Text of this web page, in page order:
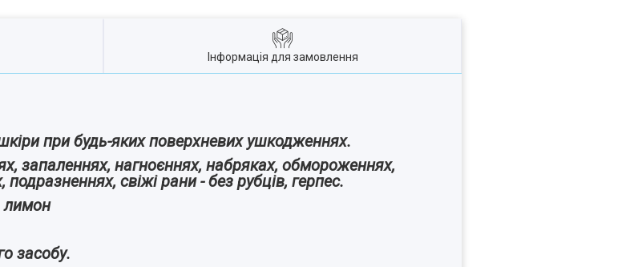
Інформація для замовлення
при будь-яких поверхневих ушкодженнях.
запаленнях, нагноєннях, набряках, обмороженнях,
свіжі рани - без рубців, герпес.
лимон
засобу.